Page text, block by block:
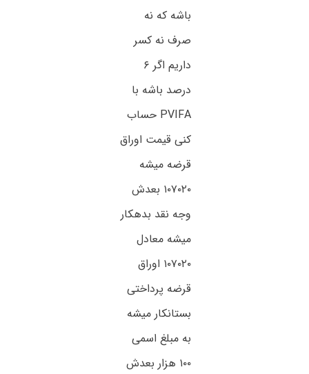
باشه که نه
صرف نه کسر
داریم اگر ۶
درصد باشه با
PVIFA حساب
کنی قیمت اوراق
قرضه میشه
۱۰۷۰۲۰ بعدش
وجه نقد بدهکار
میشه معادل
۱۰۷۰۲۰ اوراق
قرضه پرداختی
بستانکار میشه
به مبلغ اسمی
۱۰۰ هزار بعدش